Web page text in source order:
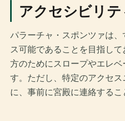
アクセシビリテ
パラーチャ・スポンツァは
ス可能であることを目指し
方のためにスロープやエレ
す。ただし、特定のアクセ
に、事前に宮殿に連絡するこ